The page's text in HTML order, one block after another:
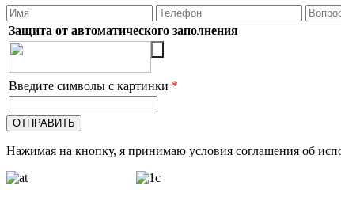
Защита от автоматического заполнения
Введите символы с картинки *
Нажимая на кнопку, я принимаю условия соглашения об